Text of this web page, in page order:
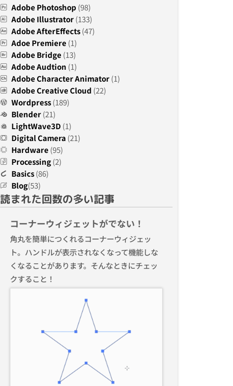
Adobe Photoshop (98)
Adobe Illustrator(133)
Adobe AfterEffects(47)
Adoe Premiere (1)
Adobe Bridge (13)
Adobe Audtion (1)
Adobe Character Animator(1)
Adobe Creative Cloud (22)
Wordpress(189)
Blender(21)
LightWave3D (1)
Digital Camera (21)
Hardware (95)
Processing(2)
Basics(86)
Blog(53)
読まれた回数の多い記事
コーナーウィジェットがでない！
角丸を簡単につくれるコーナーウィジェッ
ト。ハンドルが表示されなくなって機能しな
くなることがあります。そんなときにチェッ
クすること！